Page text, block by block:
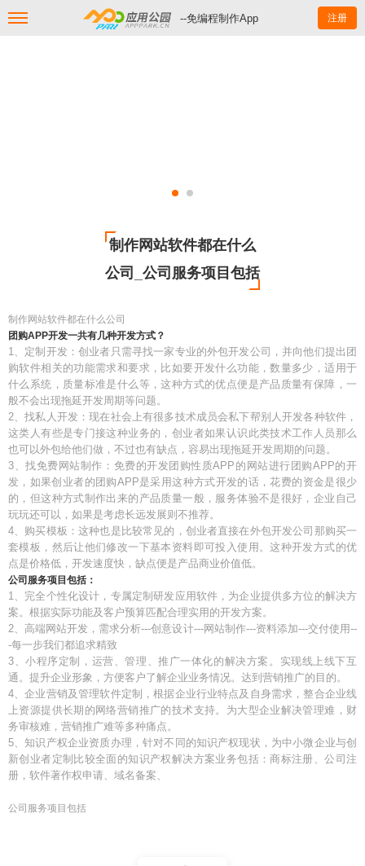
--免编程制作App 注册
制作网站软件都在什么
公司_公司服务项目包括
制作网站软件都在什么公司
团购APP开发一共有几种开发方式？
1、定制开发：创业者只需寻找一家专业的外包开发公司，并向他们提出团
购软件相关的功能需求和要求，比如要开发什么功能，数量多少，适用于
什么系统，质量标准是什么等，这种方式的优点便是产品质量有保障，一
般不会出现拖延开发周期等问题。
2、找私人开发：现在社会上有很多技术成员会私下帮别人开发各种软件，
这类人有些是专门接这种业务的，创业者如果认识此类技术工作人员那么
也可以外包给他们做，不过也有缺点，容易出现拖延开发周期的问题。
3、找免费网站制作：免费的开发团购性质APP的网站进行团购APP的开
发，如果创业者的团购APP是采用这种方式开发的话，花费的资金是很少
的，但这种方式制作出来的产品质量一般，服务体验不是很好，企业自己
玩玩还可以，如果是考虑长远发展则不推荐。
4、购买模板：这种也是比较常见的，创业者直接在外包开发公司那购买一
套模板，然后让他们修改一下基本资料即可投入使用。这种开发方式的优
点是价格低，开发速度快，缺点便是产品商业价值低。
公司服务项目包括：
1、完全个性化设计，专属定制研发应用软件，为企业提供多方位的解决方
案。根据实际功能及客户预算匹配合理实用的开发方案。
2、高端网站开发，需求分析---创意设计---网站制作---资料添加---交付使用--
-每一步我们都追求精致
3、小程序定制，运营、管理、推广一体化的解决方案。实现线上线下互
通。提升企业形象，方便客户了解企业业务情况。达到营销推广的目的。
4、企业营销及管理软件定制，根据企业行业特点及自身需求，整合企业线
上资源提供长期的网络营销推广的技术支持。为大型企业解决管理难，财
务审核难，营销推广难等多种痛点。
5、知识产权企业资质办理，针对不同的知识产权现状，为中小微企业与创
新创业者定制比较全面的知识产权解决方案业务包括：商标注册、公司注
册，软件著作权申请、域名备案、
公司服务项目包括